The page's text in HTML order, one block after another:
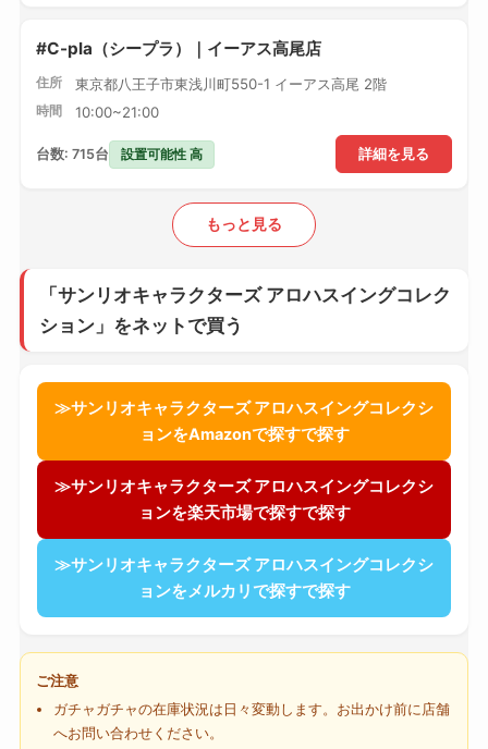
#C-pla（シープラ）｜イーアス高尾店
住所 東京都八王子市東浅川町550-1 イーアス高尾 2階
時間 10:00~21:00
詳細を見る
台数: 715台 設置可能性 高
もっと見る
「サンリオキャラクターズ アロハスイングコレク
ション」をネットで買う
≫サンリオキャラクターズ アロハスイングコレクシ
ョンをAmazonで探すで探す
≫サンリオキャラクターズ アロハスイングコレクシ
ョンを楽天市場で探すで探す
≫サンリオキャラクターズ アロハスイングコレクシ
ョンをメルカリで探すで探す
ご注意
ガチャガチャの在庫状況は日々変動します。お出かけ前に店舗
へお問い合わせください。